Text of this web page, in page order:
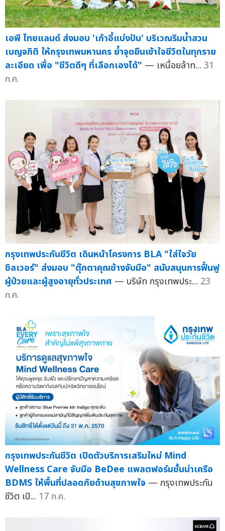
เอพี ไทยแลนด์ ส่งมอบ 'เก้าอี้แบ่งปัน' บริเวณริมน้ำสวน
เบญจกิติ ให้กรุงเทพมหานคร ย้ำจุดยืนเข้าใจชีวิตในทุกราย
ละเอียด เพื่อ "ชีวิตดีๆ ที่เลือกเองได้" — เหนื่อยล้าท... 31
ก.ค.
กรุงเทพประกันชีวิต เดินหน้าโครงการ BLA "ใส่ใจวัย
ซิลเวอร์" ส่งมอบ "ตุ๊กตาคุณช้างจับมือ" สนับสนุนการฟื้นฟู
ผู้ป่วยและผู้สูงอายุทั่วประเทศ — บริษัท กรุงเทพประ... 23
ก.ค.
กรุงเทพประกันชีวิต เปิดตัวบริการเสริมใหม่ Mind
Wellness Care จับมือ BeDee แพลตฟอร์มชั้นนำเครือ
BDMS ให้พื้นที่ปลอดภัยด้านสุขภาพใจ — กรุงเทพประกัน
ชีวิต เปิ... 17 ก.ค.